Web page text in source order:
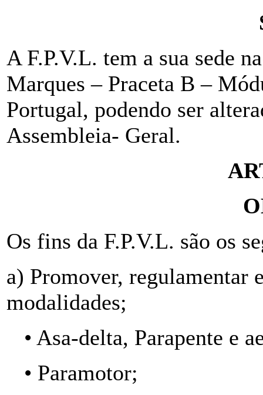
A F.P.V.L. tem a sua sede
Marques – Praceta B –
Portugal, podendo ser
Assembleia- Geral.
Os fins da F.P.V.L. são os
a) Promover, regulamentar
modalidades;
• Asa-delta, Parapente e
• Paramotor;